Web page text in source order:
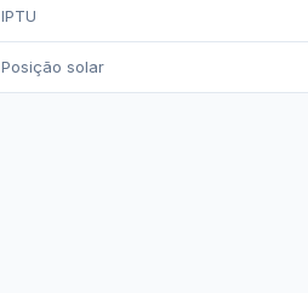
IPTU
Posição solar